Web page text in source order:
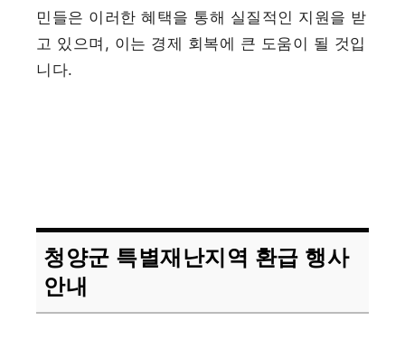
민들은 이러한 혜택을 통해 실질적인 지원을 받
고 있으며, 이는 경제 회복에 큰 도움이 될 것입
니다.
청양군 특별재난지역 환급 행사
안내